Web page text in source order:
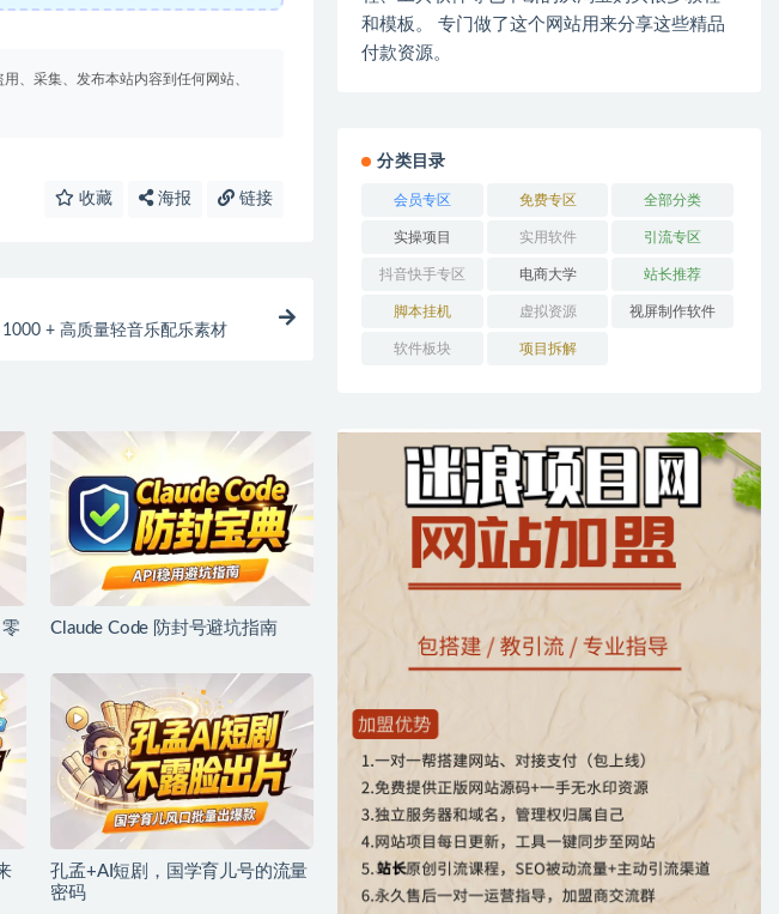
、采集、发布本站内容到任何网站、
收藏 海报 链接
+ 高质量轻音乐配乐素材
Claude Code 防封号避坑指南
孔孟+AI短剧，国学育儿号的流量
密码
和模板。 专门做了这个网站用来分享这些精品
付款资源。
分类目录
会员专区 免费专区 全部分类
实操项目 实用软件 引流专区
抖音快手专区 电商大学 站长推荐
脚本挂机 虚拟资源 视屏制作软件
软件板块 项目拆解